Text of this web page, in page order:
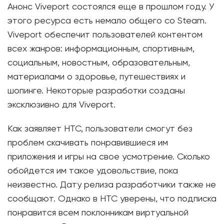
Анонс Viveport состоялся еще в прошлом году. У
этого ресурса есть немало общего со Steam.
Viveport обеспечит пользователей контентом
всех жанров: информационным, спортивным,
социальным, новостным, образовательным,
материалами о здоровье, путешествиях и
шопинге. Некоторые разработки созданы
эксклюзивно для Viveport.
Как заявляет HTC, пользователи смогут без
проблем скачивать понравившиеся им
приложения и игры на свое усмотрение. Сколько
обойдется им такое удовольствие, пока
неизвестно. Дату релиза разработчики также не
сообщают. Однако в HTC уверены, что подписка
понравится всем поклонникам виртуальной